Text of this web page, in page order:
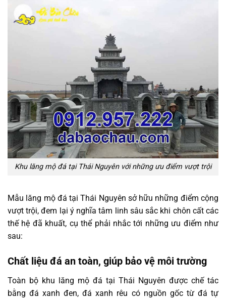
Khu lăng mộ đá tại Thái Nguyên với những ưu điểm vượt trội
Mẫu lăng mộ đá tại Thái Nguyên sở hữu những điểm cộng
vượt trội, đem lại ý nghĩa tâm linh sâu sắc khi chôn cất các
thế hệ đã khuất, cụ thể phải nhắc tới những ưu điểm như
sau:
Chất liệu đá an toàn, giúp bảo vệ môi trường
Toàn bộ khu lăng mộ đá tại Thái Nguyên được chế tác
bằng đá xanh đen, đá xanh rêu có nguồn gốc từ đá tự